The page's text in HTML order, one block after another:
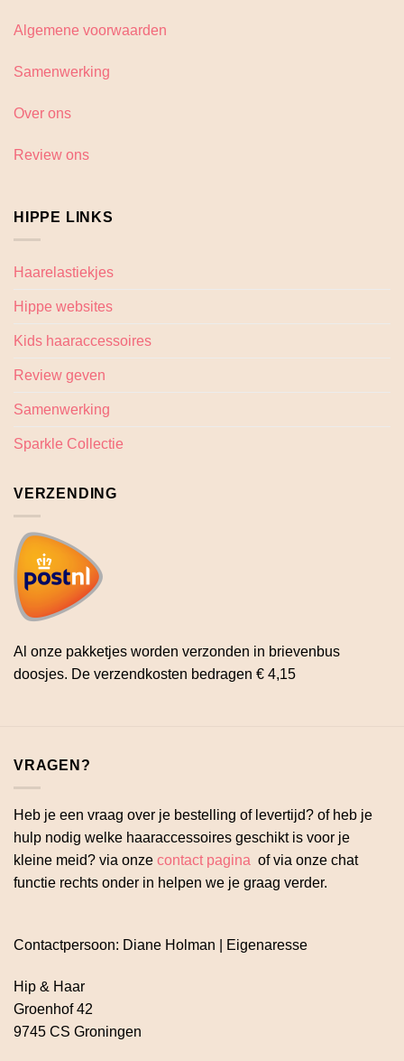
Algemene voorwaarden
Samenwerking
Over ons
Review ons
HIPPE LINKS
Haarelastiekjes
Hippe websites
Kids haaraccessoires
Review geven
Samenwerking
Sparkle Collectie
VERZENDING
Al onze pakketjes worden verzonden in brievenbus
doosjes. De verzendkosten bedragen € 4,15
VRAGEN?
Heb je een vraag over je bestelling of levertijd? of heb je
hulp nodig welke haaraccessoires geschikt is voor je
kleine meid? via onze contact pagina of via onze chat
functie rechts onder in helpen we je graag verder.
Contactpersoon: Diane Holman | Eigenaresse
Hip & Haar
Groenhof 42
9745 CS Groningen